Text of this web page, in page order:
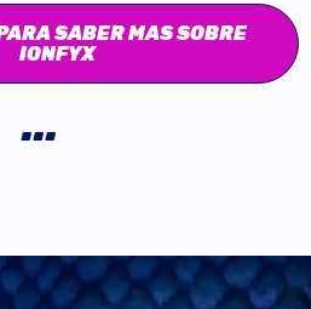
SABER MAS SOBRE
IONFYX
...